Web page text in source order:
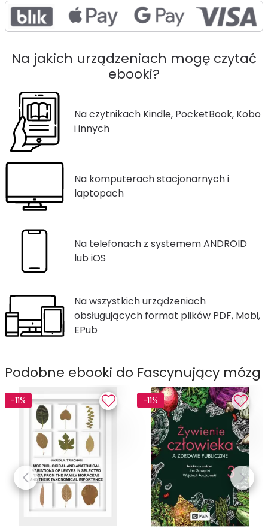
Na jakich urządzeniach mogę czytać
ebooki?
Na czytnikach Kindle, PocketBook, Kobo
i innych
Na komputerach stacjonarnych i
laptopach
Na telefonach z systemem ANDROID
lub iOS
Na wszystkich urządzeniach
obsługujących format plików PDF, Mobi,
EPub
Podobne ebooki do Fascynujący mózg
-11% -11%